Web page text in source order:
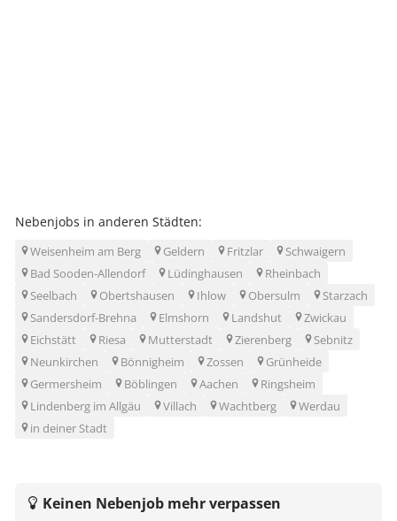
Nebenjobs in anderen Städten:
Weisenheim am Berg Geldern Fritzlar
Schwaigern
Bad Sooden-Allendorf
Lüdinghausen
Rheinbach
Seelbach
Obertshausen Ihlow Obersulm
Starzach
Sandersdorf-Brehna
Elmshorn Landshut
Zwickau
Eichstätt
Riesa Mutterstadt Zierenberg
Sebnitz
Neunkirchen
Bönnigheim Zossen
Grünheide
Germersheim
Böblingen Aachen
Ringsheim
Lindenberg im Allgäu
Villach Wachtberg
Werdau
in deiner Stadt
Keinen Nebenjob mehr verpassen